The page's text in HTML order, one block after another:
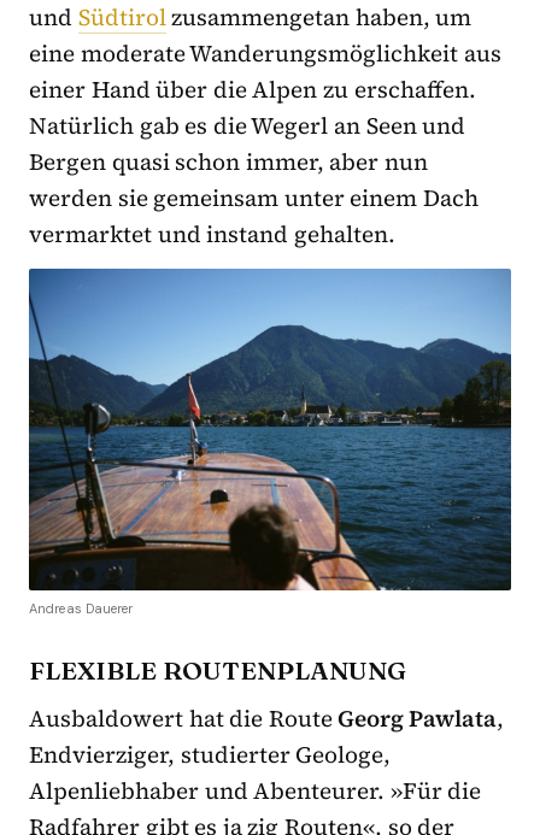
und Südtirolzusammengetan haben, um
eine moderate Wanderungsmöglichkeit aus
einer Hand über die Alpen zu erschaffen.
Natürlich gab es die Wegerl an Seen und
Bergen quasi schon immer, aber nun
werden sie gemeinsam unter einem Dach
vermarktet und instand gehalten.
Andreas Dauerer
FLEXIBLE ROUTENPLANUNG
Ausbaldowert hat die RouteGeorg Pawlata,
Endvierziger, studierter Geologe,
Alpenliebhaber und Abenteurer. »Für die
Radfahrer gibt es ja zig Routen«, so der